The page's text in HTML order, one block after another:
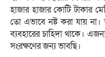
হাজার হাজার কোটি টাকার
তো এভাবে নষ্ট করা যায় না।
ব্যবহারের চাহিদা থাকে।
সংরক্ষণের জন্য ভাবছি।